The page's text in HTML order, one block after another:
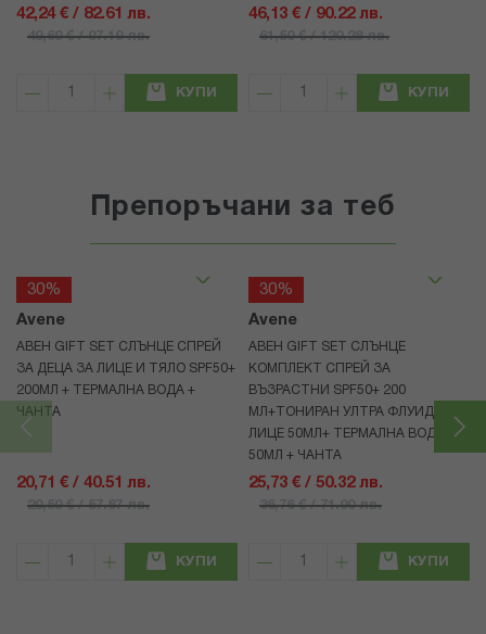
42,24 € / 82.61 лв.
49,69 € / 97.19 лв.
КУПИ
46,13 € / 90.22 лв.
61,50 € / 120.28 лв.
КУПИ
Препоръчани за теб
30%
Avene
АВЕН GIFT SET СЛЪНЦЕ СПРЕЙ
ЗА ДЕЦА ЗА ЛИЦЕ И ТЯЛО SPF50+
200МЛ + ТЕРМАЛНА ВОДА +
ЧАНТА
20,71 € / 40.51 лв.
29,59 € / 57.87 лв.
КУПИ
30%
Avene
АВЕН GIFT SET СЛЪНЦЕ
КОМПЛЕКТ СПРЕЙ ЗА
ВЪЗРАСТНИ SPF50+ 200
МЛ+ТОНИРАН УЛТРА ФЛУИД ЗА
ЛИЦЕ 50МЛ+ ТЕРМАЛНА ВОДА
50МЛ + ЧАНТА
25,73 € / 50.32 лв.
36,76 € / 71.90 лв.
КУПИ